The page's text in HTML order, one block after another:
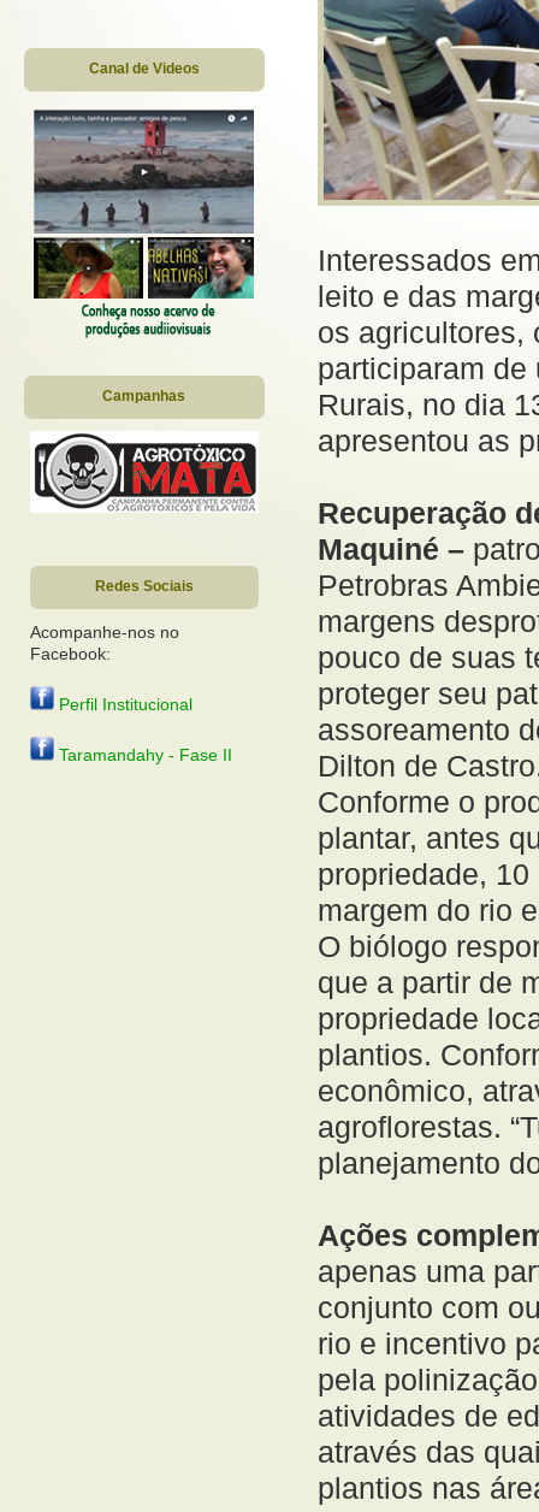
Canal de Videos
Campanhas
Redes Sociais
Acompanhe-nos no
Facebook:
Perfil Institucional
Taramandahy - Fase II
Interessados
leito e das
os agricultores,
participaram de
Rurais, no dia
apresentou as
Recuperação
Maquiné –
Petrobras
margens
pouco de suas
proteger seu
assoreamento
Dilton de
Conforme o
plantar, antes
propriedade,
margem do rio
O biólogo
que a partir de
propriedade
plantios.
econômico,
agroflorestas.
planejamento
Ações
apenas uma
conjunto com
rio e incentivo
pela
atividades de
através das
plantios nas